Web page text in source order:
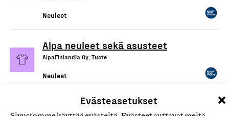
Evästeasetukset
Neuleet
Alpa neuleet sekä asusteet
AlpaFinlandia Oy, Tuote
Neuleet
KAINO-neuletuotteet